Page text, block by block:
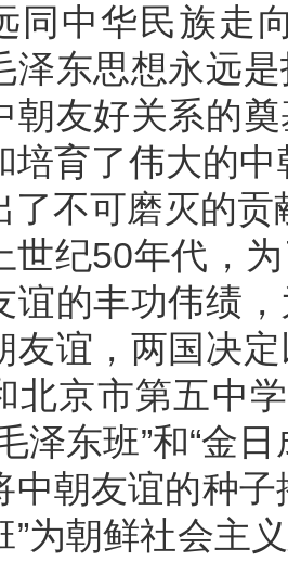
同中华民族走
泽东思想永远
朝友好关系的
培育了伟大的
了不可磨灭的贡
50年代，为
谊的丰功伟绩
友谊，两国决
北京市第五中
泽东班”和“金
中朝友谊的种
”为朝鲜社会主